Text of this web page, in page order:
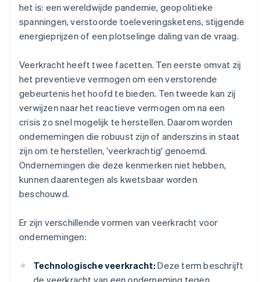
het is: een wereldwijde pandemie, geopolitieke
spanningen, verstoorde toeleveringsketens, stijgende
energieprijzen of een plotselinge daling van de vraag.
Veerkracht heeft twee facetten. Ten eerste omvat zij
het preventieve vermogen om een verstorende
gebeurtenis het hoofd te bieden. Ten tweede kan zij
verwijzen naar het reactieve vermogen om na een
crisis zo snel mogelijk te herstellen. Daarom worden
ondernemingen die robuust zijn of anderszins in staat
zijn om te herstellen, 'veerkrachtig' genoemd.
Ondernemingen die deze kenmerken niet hebben,
kunnen daarentegen als kwetsbaar worden
beschouwd.
Er zijn verschillende vormen van veerkracht voor
ondernemingen:
Technologische veerkracht: Deze term beschrijft